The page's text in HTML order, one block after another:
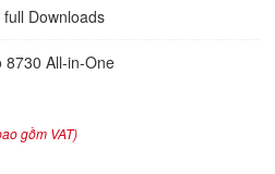
Downloads
8730 All-in-One
gồm VAT)